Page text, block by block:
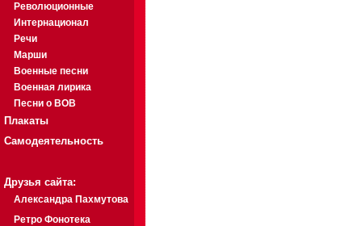
Революционные
Интернационал
Речи
Марши
Военные песни
Военная лирика
Песни о ВОВ
Плакаты
Самодеятельность
Друзья сайта:
Александра Пахмутова
Ретро Фонотека